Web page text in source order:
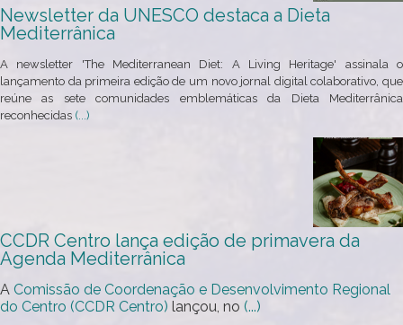
Newsletter da UNESCO destaca a Dieta
Mediterrânica
A newsletter 'The Mediterranean Diet: A Living Heritage' assinala o
lançamento da primeira edição de um novo jornal digital colaborativo, que
reúne as sete comunidades emblemáticas da Dieta Mediterrânica
reconhecidas (...)
CCDR Centro lança edição de primavera da
Agenda Mediterrânica
A Comissão de Coordenação e Desenvolvimento Regional
do Centro (CCDR Centro) lançou, no (...)